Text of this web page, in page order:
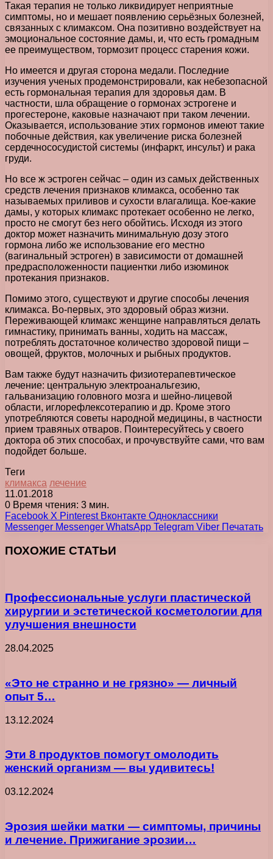
Такая терапия не только ликвидирует неприятные
симптомы, но и мешает появлению серьёзных болезней,
связанных с климаксом. Она позитивно воздействует на
эмоциональное состояние дамы, и, что есть громадным
ее преимуществом, тормозит процесс старения кожи.
Но имеется и другая сторона медали. Последние
изучения ученых продемонстрировали, как небезопасной
есть гормональная терапия для здоровья дам. В
частности, шла обращение о гормонах эстрогене и
прогестероне, каковые назначают при таком лечении.
Оказывается, использование этих гормонов имеют такие
побочные действия, как увеличение риска болезней
сердечнососудистой системы (инфаркт, инсульт) и рака
груди.
Но все ж эстроген сейчас – один из самых действенных
средств лечения признаков климакса, особенно так
называемых приливов и сухости влагалища. Кое-какие
дамы, у которых климакс протекает особенно не легко,
просто не смогут без него обойтись. Исходя из этого
доктор может назначить минимальную дозу этого
гормона либо же использование его местно
(вагинальный эстроген) в зависимости от домашней
предрасположенности пациентки либо изюминок
протекания признаков.
Помимо этого, существуют и другие способы лечения
климакса. Во-первых, это здоровый образ жизни.
Переживающей климакс женщине направляться делать
гимнастику, принимать ванны, ходить на массаж,
потреблять достаточное количество здоровой пищи –
овощей, фруктов, молочных и рыбных продуктов.
Вам также будут назначить физиотерапевтическое
лечение: центральную электроанальгезию,
гальванизацию головного мозга и шейно-лицевой
области, иглорефлексотерапию и др. Кроме этого
употребляются советы народной медицины, в частности
прием травяных отваров. Поинтересуйтесь у своего
доктора об этих способах, и прочувствуйте сами, что вам
подойдет больше.
Теги
климакса лечение
11.01.2018
0 Время чтения: 3 мин.
Facebook X Pinterest Вконтакте Одноклассники
Messenger Messenger WhatsApp Telegram Viber Печатать
ПОХОЖИЕ СТАТЬИ
Профессиональные услуги пластической
хирургии и эстетической косметологии для
улучшения внешности
28.04.2025
«Это не странно и не грязно» — личный
опыт 5…
13.12.2024
Эти 8 продуктов помогут омолодить
женский организм — вы удивитесь!
03.12.2024
Эрозия шейки матки — симптомы, причины
и лечение. Прижигание эрозии…